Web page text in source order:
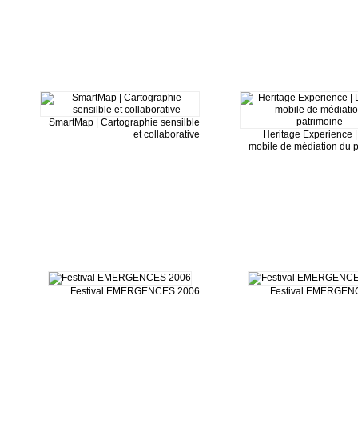
SmartMap | Cartographie sensilble
et collaborative
Heritage Experience
mobile de médiation du
Festival EMERGENCES 2006 Festival